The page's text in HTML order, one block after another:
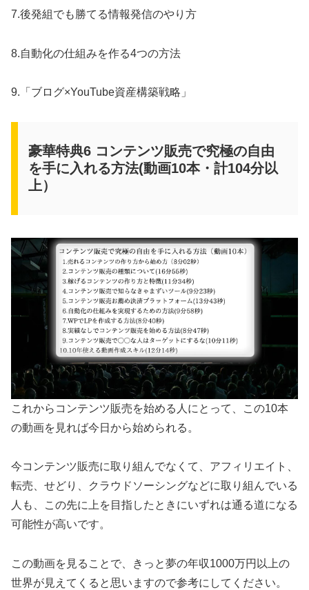
7.後発組でも勝てる情報発信のやり方
8.自動化の仕組みを作る4つの方法
9.「ブログ×YouTube資産構築戦略」
豪華特典6 コンテンツ販売で究極の自由
を手に入れる方法(動画10本・計104分以
上）
これからコンテンツ販売を始める人にとって、この10本
の動画を見れば今日から始められる。
今コンテンツ販売に取り組んでなくて、アフィリエイト、
転売、せどり、クラウドソーシングなどに取り組んでいる
人も、この先に上を目指したときにいずれは通る道になる
可能性が高いです。
この動画を見ることで、きっと夢の年収1000万円以上の
世界が見えてくると思いますので参考にしてください。